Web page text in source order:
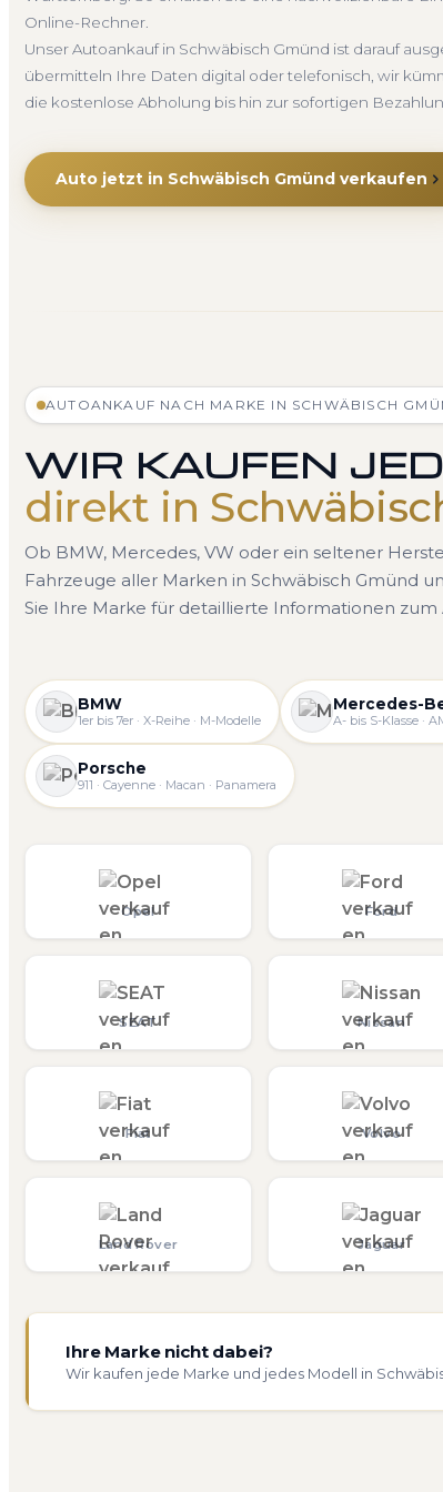
Online-Rechner.
Unser Autoankauf in Schwäbisch Gmünd ist darauf
übermitteln Ihre Daten digital oder telefonisch, wir
die kostenlose Abholung bis hin zur sofortigen
Auto jetzt in Schwäbisch Gmünd verkaufen
AUTOANKAUF NACH MARKE IN SCHWÄBISCH
WIR KAUFEN
direkt in
Ob BMW, Mercedes, VW oder ein seltener
Fahrzeuge aller Marken in Schwäbisch Gmünd
Sie Ihre Marke für detaillierte Informationen zum
BMW
1er bis 7er · X-Reihe · M-Modelle
Mercedes-
A- bis S-Klasse ·
Porsche
911 · Cayenne · Macan · Panamera
Opel Ford
SEAT Nissan
Fiat Volvo
Land Rover Jaguar
Ihre Marke nicht dabei?
Wir kaufen jede Marke und jedes Modell in